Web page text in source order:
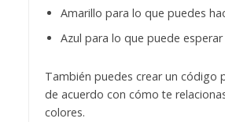
Amarillo para lo que puedes
Azul para lo que puede esperar
También puedes crear un código
de acuerdo con cómo te
colores.